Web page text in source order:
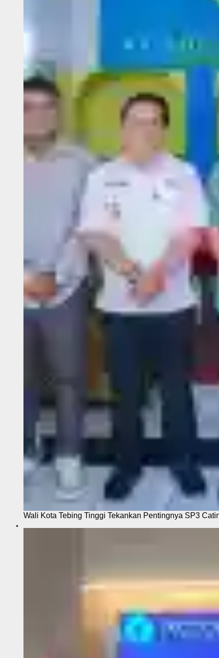
Wali Kota Tebing Tinggi Tekankan Pentingnya SP3